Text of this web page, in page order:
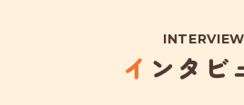
INTERVIEW
インタ